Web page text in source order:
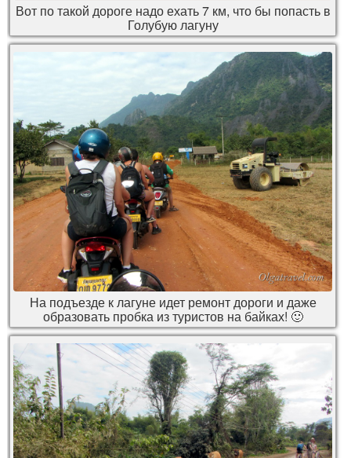
Вот по такой дороге надо ехать 7 км, что бы попасть в
Голубую лагуну
На подъезде к лагуне идет ремонт дороги и даже
образовать пробка из туристов на байках! 🙂